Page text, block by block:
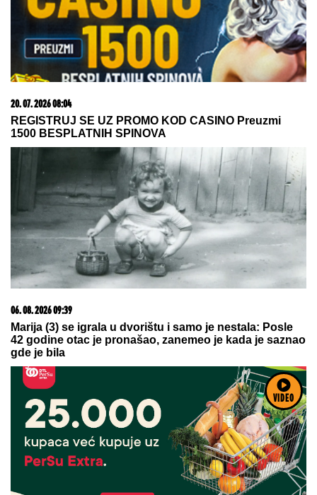
VIDEO
20. 07. 2026 08:04
REGISTRUJ SE UZ PROMO KOD CASINO Preuzmi
1500 BESPLATNIH SPINOVA
06. 08. 2026 09:39
Marija (3) se igrala u dvorištu i samo je nestala: Posle
42 godine otac je pronašao, zanemeo je kada je saznao
gde je bila